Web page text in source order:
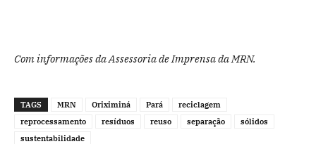
Com informações da Assessoria de Imprensa da MRN.
TAGS MRN Oriximiná Pará
reciclagem
reprocessamento
resíduos reuso separação
sólidos
sustentabilidade